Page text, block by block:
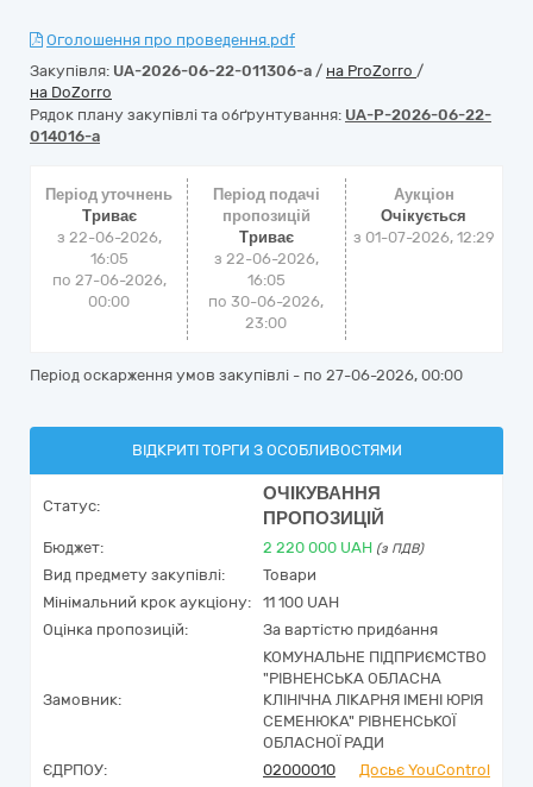
Оголошення про проведення.pdf
Закупівля: UA-2026-06-22-011306-a / на ProZorro /
на DoZorro
Рядок плану закупівлі та обґрунтування: UA-P-2026-06-22-
014016-a
Період уточнень
Триває
з 22-06-2026,
16:05
по 27-06-2026,
00:00
Період подачі
пропозицій
Триває
з 22-06-2026,
16:05
по 30-06-2026,
23:00
Аукціон
Очікується
з 01-07-2026, 12:29
Період оскарження умов закупівлі - по 27-06-2026, 00:00
ВІДКРИТІ ТОРГИ З ОСОБЛИВОСТЯМИ
Статус:
ОЧІКУВАННЯ
ПРОПОЗИЦІЙ
Бюджет: 2 220 000 UAH (з ПДВ)
Вид предмету закупівлі:
Товари
Мінімальний крок аукціону:
11 100 UAH
Оцінка пропозицій:
За вартістю придбання
Замовник:
КОМУНАЛЬНЕ ПІДПРИЄМСТВО
"РІВНЕНСЬКА ОБЛАСНА
КЛІНІЧНА ЛІКАРНЯ ІМЕНІ ЮРІЯ
СЕМЕНЮКА" РІВНЕНСЬКОЇ
ОБЛАСНОЇ РАДИ
ЄДРПОУ:
02000010
Досьє YouControl